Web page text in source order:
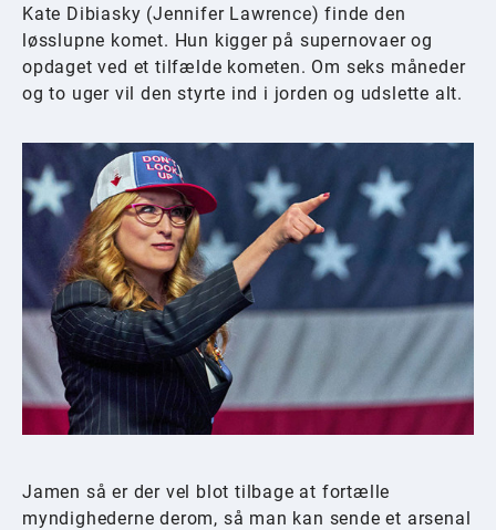
Kate Dibiasky (Jennifer Lawrence) finde den
løsslupne komet. Hun kigger på supernovaer og
opdaget ved et tilfælde kometen. Om seks måneder
og to uger vil den styrte ind i jorden og udslette alt.
Jamen så er der vel blot tilbage at fortælle
myndighederne derom, så man kan sende et arsenal